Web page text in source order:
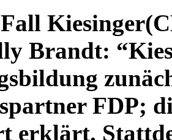
Brandt:
FDP;
erklärt.